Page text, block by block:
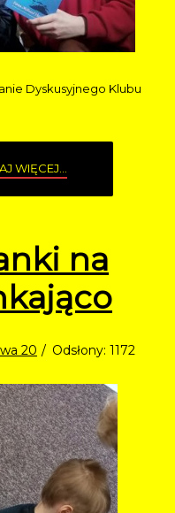
Dyskusyjnego Klubu
WIĘCEJ...
na
20 Odsłony: 1172